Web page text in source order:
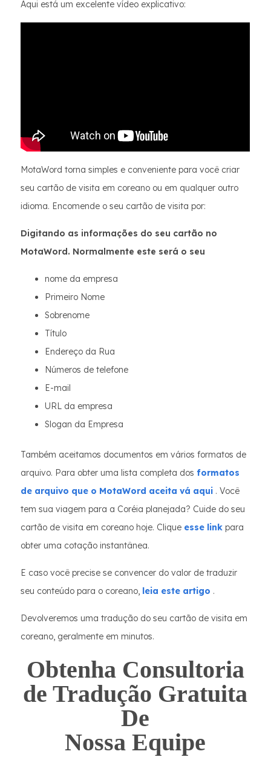
Aqui está um excelente vídeo explicativo:
MotaWord torna simples e conveniente para você criar
seu cartão de visita em coreano ou em qualquer outro
idioma. Encomende o seu cartão de visita por:
Digitando as informações do seu cartão no
MotaWord. Normalmente este será o seu
nome da empresa
Primeiro Nome
Sobrenome
Título
Endereço da Rua
Números de telefone
E-mail
URL da empresa
Slogan da Empresa
Também aceitamos documentos em vários formatos de
arquivo. Para obter uma lista completa dos formatos
de arquivo que o MotaWord aceita vá aqui . Você
tem sua viagem para a Coréia planejada? Cuide do seu
cartão de visita em coreano hoje. Clique esse link para
obter uma cotação instantânea.
E caso você precise se convencer do valor de traduzir
seu conteúdo para o coreano, leia este artigo .
Devolveremos uma tradução do seu cartão de visita em
coreano, geralmente em minutos.
Obtenha Consultoria
de Tradução Gratuita
De
Nossa Equipe